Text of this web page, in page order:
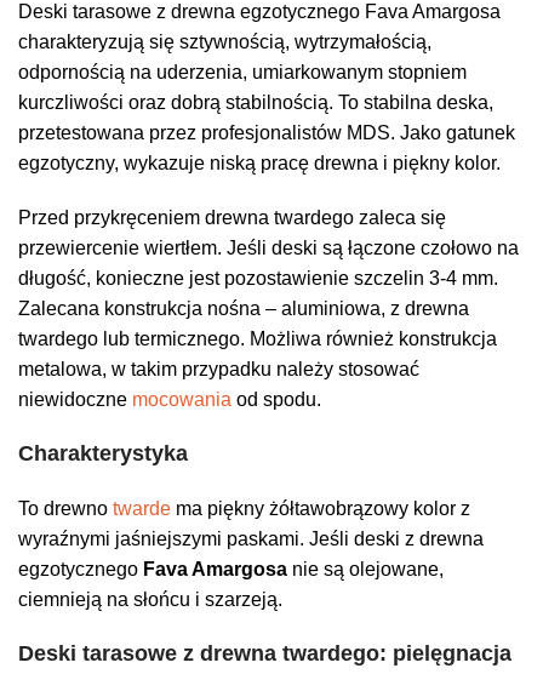
Deski tarasowe z drewna egzotycznego Fava Amargosa
charakteryzują się sztywnością, wytrzymałością,
odpornością na uderzenia, umiarkowanym stopniem
kurczliwości oraz dobrą stabilnością. To stabilna deska,
przetestowana przez profesjonalistów MDS. Jako gatunek
egzotyczny, wykazuje niską pracę drewna i piękny kolor.
Przed przykręceniem drewna twardego zaleca się
przewiercenie wiertłem. Jeśli deski są łączone czołowo na
długość, konieczne jest pozostawienie szczelin 3-4 mm.
Zalecana konstrukcja nośna – aluminiowa, z drewna
twardego lub termicznego. Możliwa również konstrukcja
metalowa, w takim przypadku należy stosować
niewidoczne mocowania od spodu.
Charakterystyka
To drewno twarde ma piękny żółtawobrązowy kolor z
wyraźnymi jaśniejszymi paskami. Jeśli deski z drewna
egzotycznego Fava Amargosa nie są olejowane,
ciemnieją na słońcu i szarzeją.
Deski tarasowe z drewna twardego: pielęgnacja